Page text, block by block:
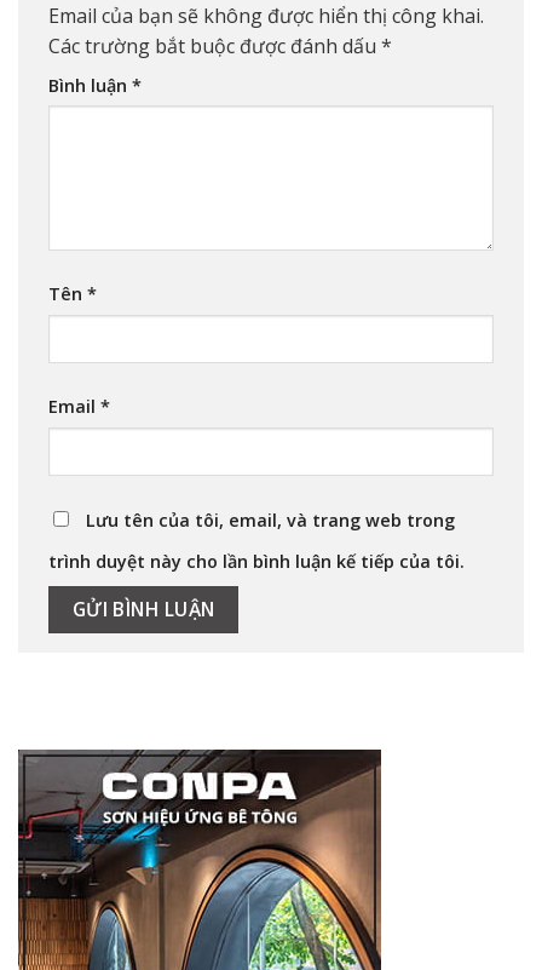
Email của bạn sẽ không được hiển thị công khai.
Các trường bắt buộc được đánh dấu *
Bình luận *
Tên *
Email *
Lưu tên của tôi, email, và trang web trong
trình duyệt này cho lần bình luận kế tiếp của tôi.